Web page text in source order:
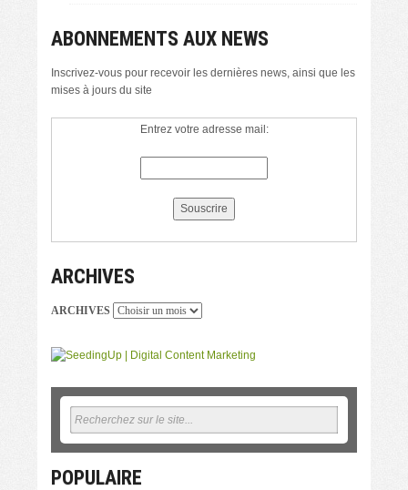
ABONNEMENTS AUX NEWS
Inscrivez-vous pour recevoir les dernières news, ainsi que les
mises à jours du site
Entrez votre adresse mail:
ARCHIVES
ARCHIVES
POPULAIRE